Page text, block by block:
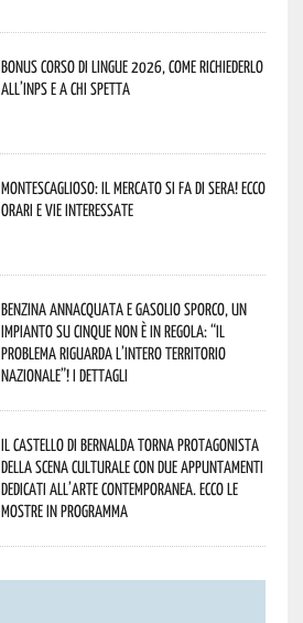
Bonus corso di lingue 2026, come richiederlo
all’INPS e a chi spetta
Montescaglioso: il mercato si fa di sera! Ecco
orari e vie interessate
Benzina annacquata e gasolio sporco, un
impianto su cinque non è in regola: “il
problema riguarda l’intero territorio
Nazionale”! I dettagli
Il Castello di Bernalda torna protagonista
della scena culturale con due appuntamenti
dedicati all’arte contemporanea. Ecco le
mostre in programma